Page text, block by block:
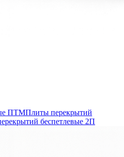
ПТМПлиты перекрытий
беспетлевые 2П